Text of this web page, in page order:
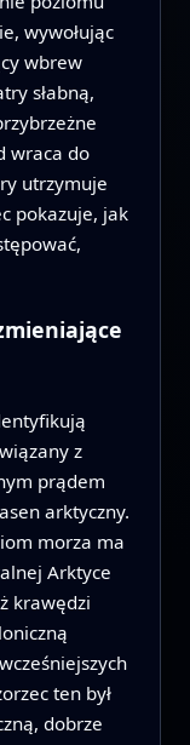
wywołując
wbrew
słabną,
wraca do
utrzymuje
pokazuje, jak
z
prądem
arktyczny.
morza ma
Arktyce
krawędzi
ten był
dobrze